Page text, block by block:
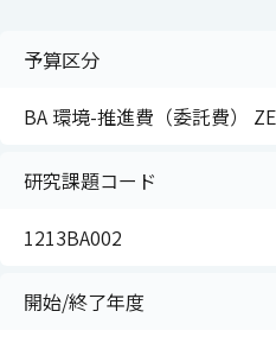
予算区分
BA 環境-推進費（委託費）
研究課題コード
1213BA002
開始/終了年度